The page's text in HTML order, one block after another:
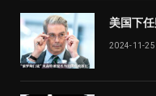
美国下
2024-11-25